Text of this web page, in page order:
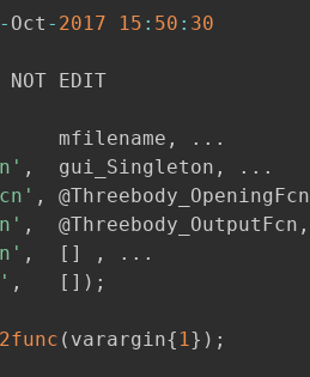
- Oct - 2017 15 : 50 : 30
NOT EDIT
mfilename
, . . .
,
  gui_Singleton
, . . .
, @Threebody_OpeningFcn
,
  @Threebody_OutputFcn
,
, [ ] , . . .
, [ ] ) ;
( varargin{ 1} ) ;